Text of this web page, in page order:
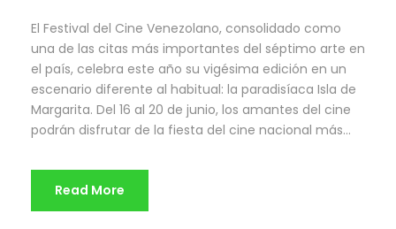
El Festival del Cine Venezolano, consolidado como
una de las citas más importantes del séptimo arte en
el país, celebra este año su vigésima edición en un
escenario diferente al habitual: la paradisíaca Isla de
Margarita. Del 16 al 20 de junio, los amantes del cine
podrán disfrutar de la fiesta del cine nacional más...
Read More